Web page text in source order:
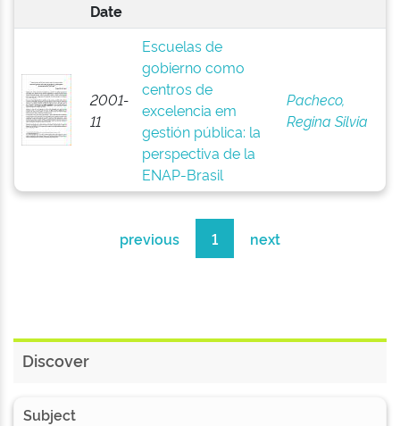
Date
2001-
11
Escuelas de
gobierno como
centros de
excelencia em
gestión pública: la
perspectiva de la
ENAP-Brasil
Pacheco,
Regina Silvia
previous 1 next
Discover
Subject